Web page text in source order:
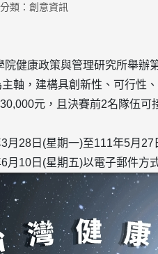
類：創意資訊
健康政策與管理研究所舉
軸，建構具創新性、可行性
元，且決賽前2名隊伍
月28日(星期一)至111年5月27
月10日(星期五)以電子郵件方